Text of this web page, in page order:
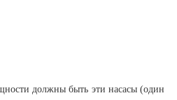
должны быть эти насасы (один